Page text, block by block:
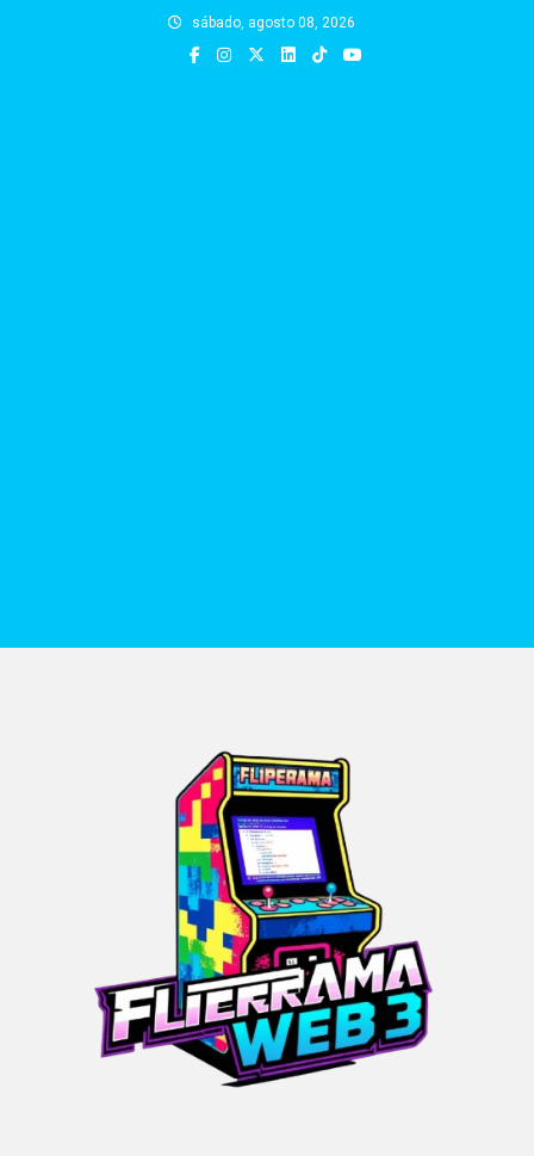
sábado, agosto 08, 2026